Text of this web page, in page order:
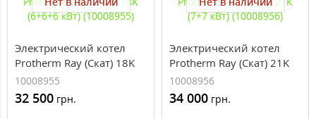
Электрический котел
Protherm Ray (Скат) 18K
(6+6+6 кВт) (10008955)
10008955
32 500 грн.
Электрический котел
Protherm Ray (Скат) 21K
(7+7 кВт) (10008956)
10008956
34 000 грн.